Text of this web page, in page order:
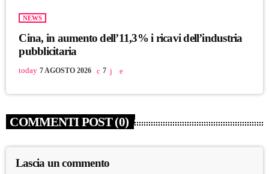
NEWS
Cina, in aumento dell’11,3% i ricavi dell’industria
pubblicitaria
today 7 AGOSTO 2026 7
COMMENTI POST (0)
Lascia un commento